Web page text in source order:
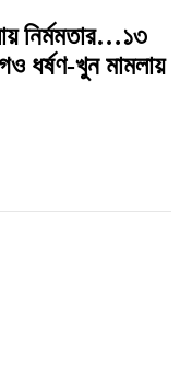
নির্মমতার…১৩
ধর্ষণ-খুন মামলায়